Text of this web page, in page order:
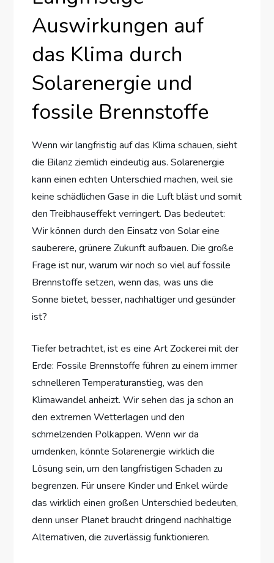
Auswirkungen auf
das Klima durch
Solarenergie und
fossile Brennstoffe
Wenn wir langfristig auf das Klima schauen, sieht
die Bilanz ziemlich eindeutig aus. Solarenergie
kann einen echten Unterschied machen, weil sie
keine schädlichen Gase in die Luft bläst und somit
den Treibhauseffekt verringert. Das bedeutet:
Wir können durch den Einsatz von Solar eine
sauberere, grünere Zukunft aufbauen. Die große
Frage ist nur, warum wir noch so viel auf fossile
Brennstoffe setzen, wenn das, was uns die
Sonne bietet, besser, nachhaltiger und gesünder
ist?
Tiefer betrachtet, ist es eine Art Zockerei mit der
Erde: Fossile Brennstoffe führen zu einem immer
schnelleren Temperaturanstieg, was den
Klimawandel anheizt. Wir sehen das ja schon an
den extremen Wetterlagen und den
schmelzenden Polkappen. Wenn wir da
umdenken, könnte Solarenergie wirklich die
Lösung sein, um den langfristigen Schaden zu
begrenzen. Für unsere Kinder und Enkel würde
das wirklich einen großen Unterschied bedeuten,
denn unser Planet braucht dringend nachhaltige
Alternativen, die zuverlässig funktionieren.